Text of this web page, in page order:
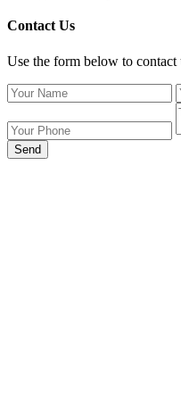
Contact Us
Use the form below to contact
Send